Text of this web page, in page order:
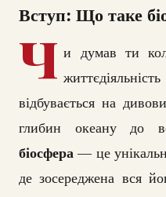
Вступ: Що таке
Ч и думав ти
відбувається на
глибин океану до
біосфера — це
де зосереджена вся